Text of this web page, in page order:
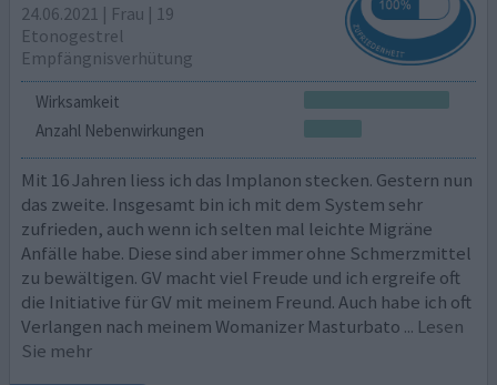
24.06.2021 | Frau | 19
Etonogestrel
Empfängnisverhütung
Wirksamkeit
Anzahl Nebenwirkungen
Mit 16 Jahren liess ich das Implanon stecken. Gestern nun
das zweite. Insgesamt bin ich mit dem System sehr
zufrieden, auch wenn ich selten mal leichte Migräne
Anfälle habe. Diese sind aber immer ohne Schmerzmittel
zu bewältigen. GV macht viel Freude und ich ergreife oft
die Initiative für GV mit meinem Freund. Auch habe ich oft
Verlangen nach meinem Womanizer Masturbato ... Lesen
Sie mehr